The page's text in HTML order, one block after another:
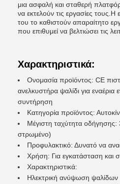
μια ασφαλή και σταθερή
να εκτελούν τις εργασίες τους.Η
του το καθιστούν απαραίτητο
που επιθυμεί να βελτιώσει τις
Χαρακτηριστικά:
Ονομασία προϊόντος: CE
ανελκυστήρα ψαλίδι για εναέρια
συντήρηση
Κατηγορία προϊόντος:
Μέγιστη ταχύτητα
στρωμένο)
Προφυλακτικό: Δυνατό να
Χρήση: Για εγκατάσταση
Χαρακτηριστικά:
Ηλεκτρική ανύψωση ψαλίδων